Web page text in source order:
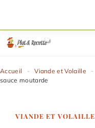
contenu
Accueil - Viande et Volaille -
sauce moutarde
VIANDE ET VOLAILLE